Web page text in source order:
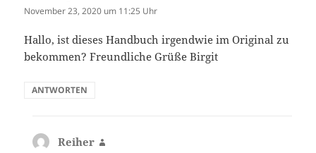
November 23, 2020 um 11:25 Uhr
Hallo, ist dieses Handbuch irgendwie im Original zu
bekommen? Freundliche Grüße Birgit
ANTWORTEN
Reiher